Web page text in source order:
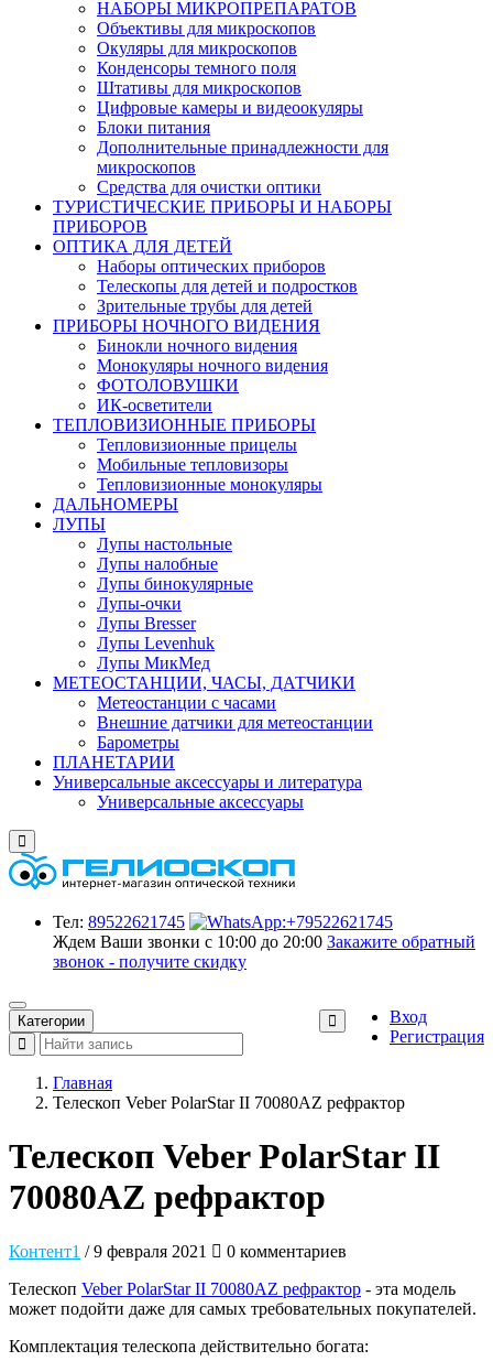
НАБОРЫ МИКРОПРЕПАРАТОВ
Объективы для микроскопов
Окуляры для микроскопов
Конденсоры темного поля
Штативы для микроскопов
Цифровые камеры и видеоокуляры
Блоки питания
Дополнительные принадлежности для
микроскопов
Средства для очистки оптики
ТУРИСТИЧЕСКИЕ ПРИБОРЫ И НАБОРЫ
ПРИБОРОВ
ОПТИКА ДЛЯ ДЕТЕЙ
Наборы оптических приборов
Телескопы для детей и подростков
Зрительные трубы для детей
ПРИБОРЫ НОЧНОГО ВИДЕНИЯ
Бинокли ночного видения
Монокуляры ночного видения
ФОТОЛОВУШКИ
ИК-осветители
ТЕПЛОВИЗИОННЫЕ ПРИБОРЫ
Тепловизионные прицелы
Мобильные тепловизоры
Тепловизионные монокуляры
ДАЛЬНОМЕРЫ
ЛУПЫ
Лупы настольные
Лупы налобные
Лупы бинокулярные
Лупы-очки
Лупы Bresser
Лупы Levenhuk
Лупы МикМед
МЕТЕОСТАНЦИИ, ЧАСЫ, ДАТЧИКИ
Метеостанции с часами
Внешние датчики для метеостанции
Барометры
ПЛАНЕТАРИИ
Универсальные аксессуары и литература
Универсальные аксессуары
Тел: 89522621745
Ждем Ваши звонки с 10:00 до 20:00 Закажите обратный
звонок - получите скидку
Вход
Регистрация
Категории
Главная
Телескоп Veber PolarStar II 70080AZ рефрактор
Телескоп Veber PolarStar II
70080AZ рефрактор
Контент1 / 9 февраля 2021
0 комментариев
Телескоп Veber PolarStar II 70080AZ рефрактор - эта модель
может подойти даже для самых требовательных покупателей.
Комплектация телескопа действительно богата: